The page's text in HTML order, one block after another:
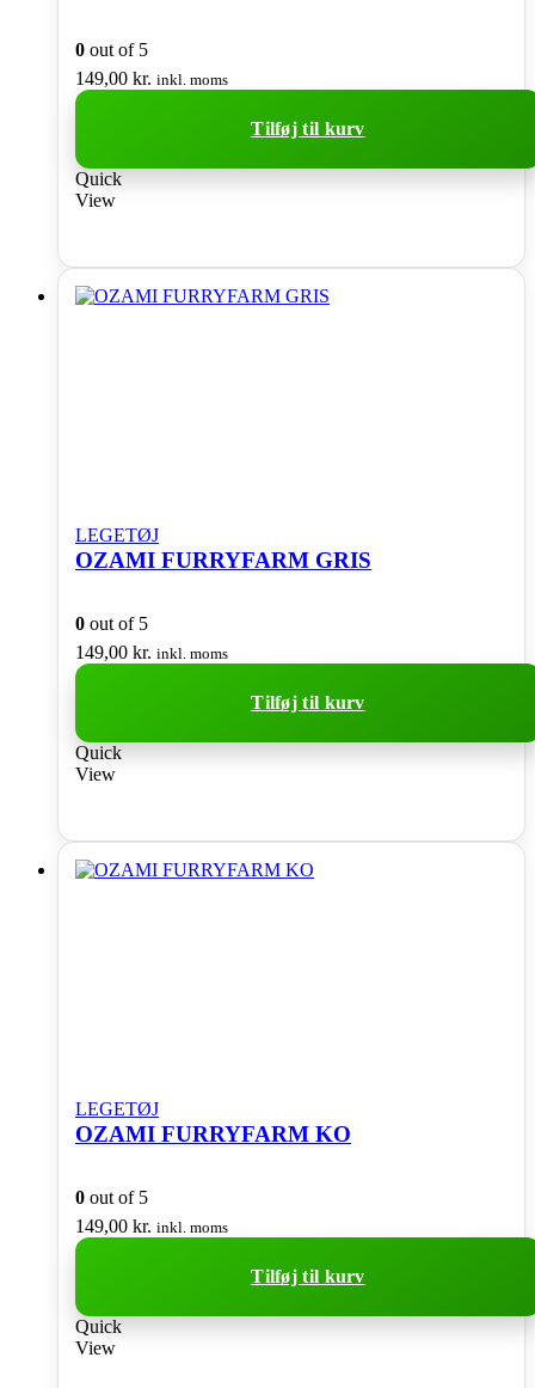
0 out of 5
149,00 kr. inkl. moms
Tilføj til kurv
Quick
View
LEGETØJ
OZAMI FURRYFARM GRIS
0 out of 5
149,00 kr. inkl. moms
Tilføj til kurv
Quick
View
LEGETØJ
OZAMI FURRYFARM KO
0 out of 5
149,00 kr. inkl. moms
Tilføj til kurv
Quick
View